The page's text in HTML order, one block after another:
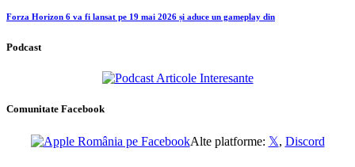
Forza Horizon 6 va fi lansat pe 19 mai 2026 și aduce un gameplay din
Podcast
Comunitate Facebook
Alte platforme: 𝕏, Discord